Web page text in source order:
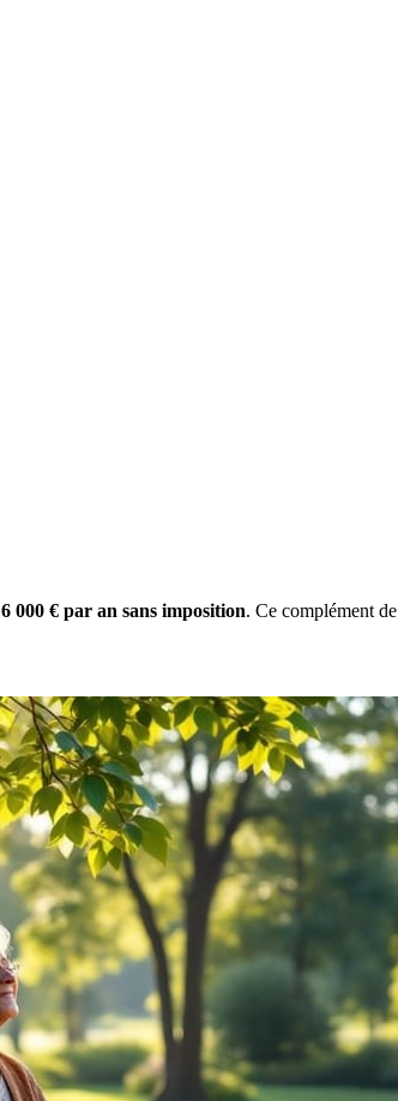
6 000 € par an sans imposition. Ce complément